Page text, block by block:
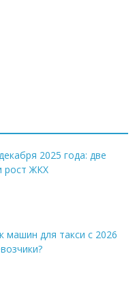
2025 года: две
рост ЖКХ
машин для такси с 2026